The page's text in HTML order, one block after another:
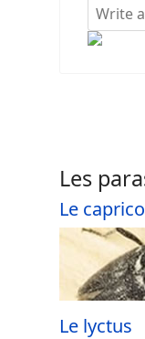
Les
Le
Le lyctus